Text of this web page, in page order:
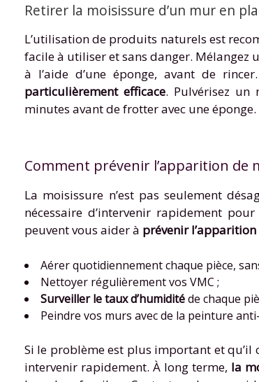
Retirer la moisissure d’un mur en
L’utilisation de produits naturels est
facile à utiliser et sans danger. Mélangez
à l’aide d’une éponge, avant de
particulièrement efficace. Pulvérisez un
minutes avant de frotter avec une
Comment prévenir l’apparition de
La moisissure n’est pas seulement
nécessaire d’intervenir rapidement
peuvent vous aider à prévenir
Aérer quotidiennement chaque pièce,
Nettoyer régulièrement vos VMC ;
Surveiller le taux d’humiditéde chaque
Peindre vos murs avec de la peinture
Si le problème est plus important et qu’il
intervenir rapidement. À long terme, la